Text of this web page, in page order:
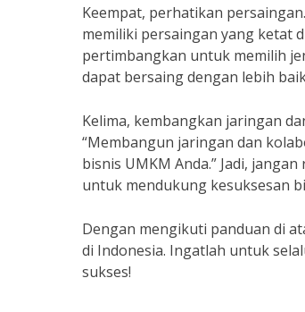
Keempat, perhatikan
memiliki persaingan yang ketat
pertimbangkan untuk memilih
dapat bersaing dengan lebih
Kelima, kembangkan jaringan
“Membangun jaringan dan
bisnis UMKM Anda.” Jadi,
untuk mendukung kesuksesan
Dengan mengikuti panduan di
di Indonesia. Ingatlah untuk
sukses!